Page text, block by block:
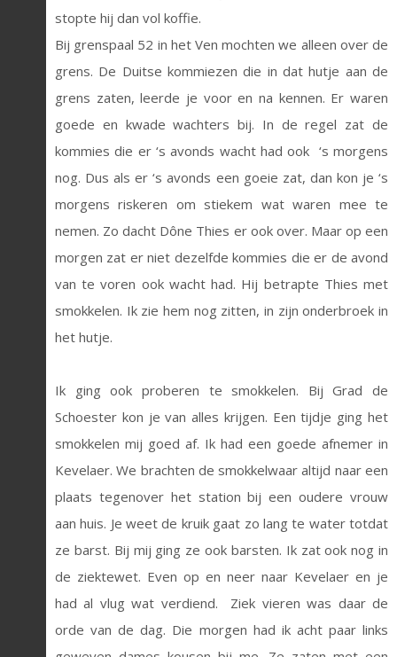
stopte hij dan vol koffie.
Bij grenspaal 52 in het Ven mochten we alleen over de
grens. De Duitse kommiezen die in dat hutje aan de
grens zaten, leerde je voor en na kennen. Er waren
goede en kwade wachters bij. In de regel zat de
kommies die er ‘s avonds wacht had ook ‘s morgens
nog. Dus als er ‘s avonds een goeie zat, dan kon je ‘s
morgens riskeren om stiekem wat waren mee te
nemen. Zo dacht Dône Thies er ook over. Maar op een
morgen zat er niet dezelfde kommies die er de avond
van te voren ook wacht had. Hij betrapte Thies met
smokkelen. Ik zie hem nog zitten, in zijn onderbroek in
het hutje.
Ik ging ook proberen te smokkelen. Bij Grad de
Schoester kon je van alles krijgen. Een tijdje ging het
smokkelen mij goed af. Ik had een goede afnemer in
Kevelaer. We brachten de smokkelwaar altijd naar een
plaats tegenover het station bij een oudere vrouw
aan huis. Je weet de kruik gaat zo lang te water totdat
ze barst. Bij mij ging ze ook barsten. Ik zat ook nog in
de ziektewet. Even op en neer naar Kevelaer en je
had al vlug wat verdiend. Ziek vieren was daar de
orde van de dag. Die morgen had ik acht paar links